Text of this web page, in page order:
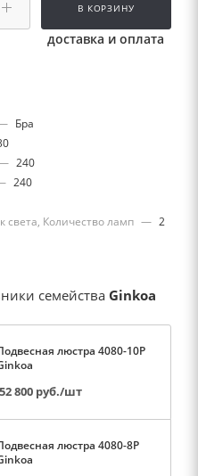
В КОРЗИНУ
доставка и оплата
Бра
240
240
света, Количество ламп — 2
семейства Ginkoa
люстра 4080-10P
52 800 руб./шт
люстра 4080-8P